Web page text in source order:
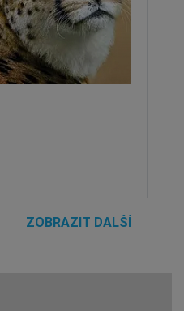
ZOBRAZIT DALŠÍ